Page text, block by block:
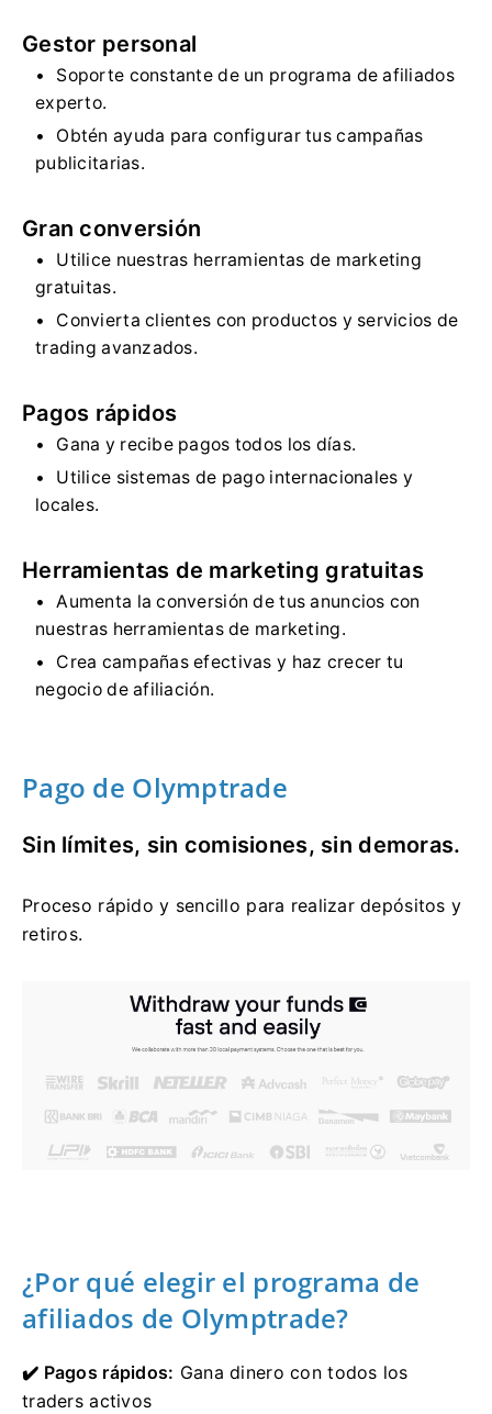
Gestor personal
Soporte constante de un programa de afiliados
experto.
Obtén ayuda para configurar tus campañas
publicitarias.
Gran conversión
Utilice nuestras herramientas de marketing
gratuitas.
Convierta clientes con productos y servicios de
trading avanzados.
Pagos rápidos
Gana y recibe pagos todos los días.
Utilice sistemas de pago internacionales y
locales.
Herramientas de marketing gratuitas
Aumenta la conversión de tus anuncios con
nuestras herramientas de marketing.
Crea campañas efectivas y haz crecer tu
negocio de afiliación.
Pago de Olymptrade
Sin límites, sin comisiones, sin demoras.
Proceso rápido y sencillo para realizar depósitos y
retiros.
¿Por qué elegir el programa de
afiliados de Olymptrade?
✔️ Pagos rápidos: Gana dinero con todos los
traders activos